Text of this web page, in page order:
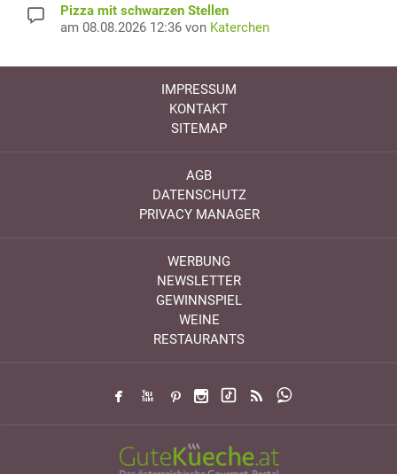
Pizza mit schwarzen Stellen
am 08.08.2026 12:36 von Katerchen
IMPRESSUM
KONTAKT
SITEMAP
AGB
DATENSCHUTZ
PRIVACY MANAGER
WERBUNG
NEWSLETTER
GEWINNSPIEL
WEINE
RESTAURANTS